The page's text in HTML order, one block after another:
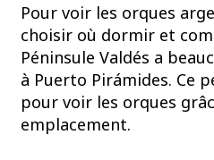
Pour voir les orques
choisir où dormir et
Péninsule Valdés a
à Puerto Pirámides. Ce
pour voir les orques
emplacement.